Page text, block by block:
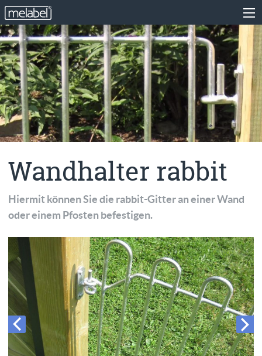
Wandhalter rabbit
Hiermit können Sie die rabbit-Gitter an einer Wand
oder einem Pfosten befestigen.